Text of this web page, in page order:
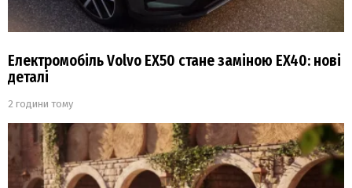
Електромобіль Volvo EX50 стане заміною EX40: нові
деталі
2 години тому